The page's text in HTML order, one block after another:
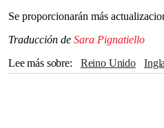
Se proporcionarán más
Traducción de Sara Pignatiello
Lee más sobre
Reino Unido